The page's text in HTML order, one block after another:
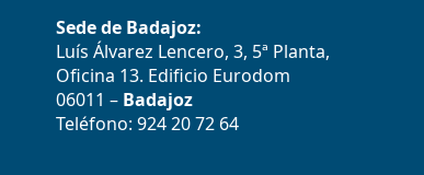
Sede de Badajoz:
Luís Álvarez Lencero, 3, 5ª Planta,
Oficina 13. Edificio Eurodom
06011 – Badajoz
Teléfono: 924 20 72 64